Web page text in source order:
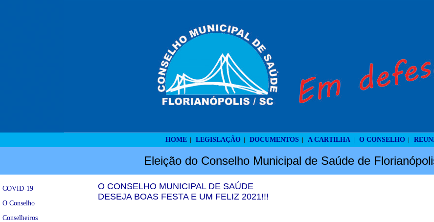
HOME LEGISLAÇÃO DOCUMENTOS A CARTILHA O CONSELHO
Eleição do Conselho Municipal de Saúde de
COVID-19
O Conselho
Conselheiros
O CONSELHO MUNICIPAL DE SAÚDE
DESEJA BOAS FESTA E UM FELIZ 2021!!!